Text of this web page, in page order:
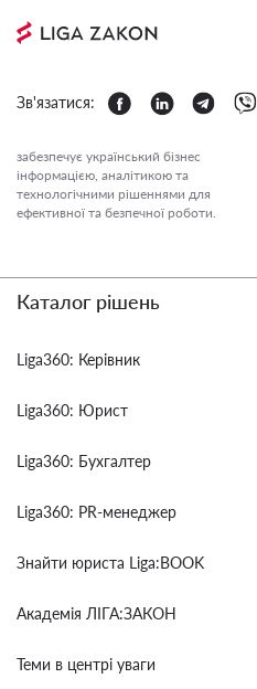
Зв'язатися:
забезпечує український бізнес
інформацією, аналітикою та
технологічними рішеннями для
ефективної та безпечної роботи.
Каталог рішень
Liga360: Керівник
Liga360: Юрист
Liga360: Бухгалтер
Liga360: PR-менеджер
Знайти юриста Liga:BOOK
Академія ЛІГА:ЗАКОН
Теми в центрі уваги